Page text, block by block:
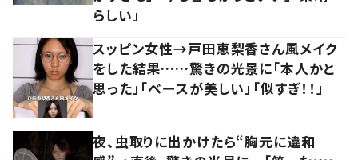
らしい」
スッピン女性→戸田恵梨香さん風メイク
をした結果……驚きの光景に「本人かと
思った」「ベースが美しい」「似すぎ！！」
夜、虫取りに出かけたら“胸元に違和